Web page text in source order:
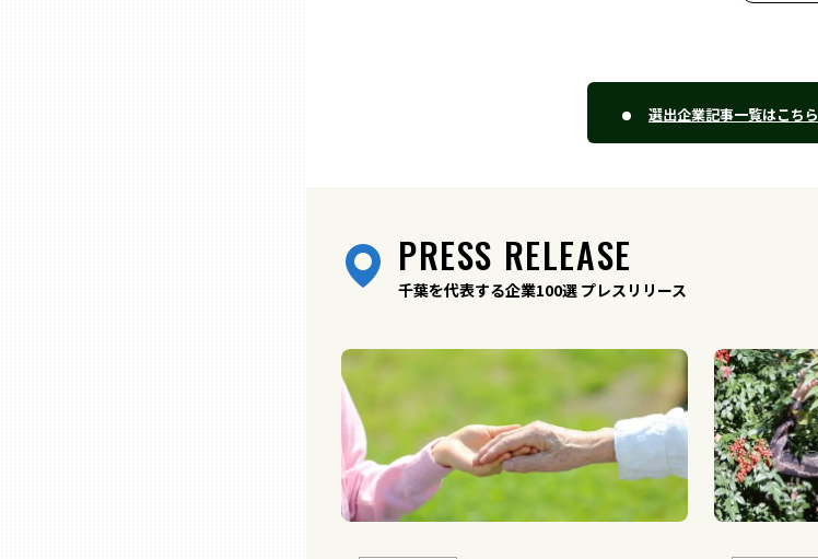
選出企業記事一覧はこちら
PRESS RELEASE
千葉を代表する企業100選 プレスリリース